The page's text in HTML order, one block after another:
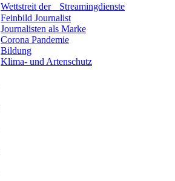
Wettstreit der Streamingdienste
Feinbild Journalist
Journalisten als Marke
Corona Pandemie
Bildung
Klima- und Artenschutz